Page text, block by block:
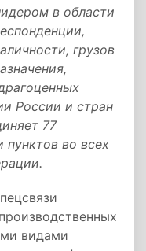
в области
грузов
России и стран
77
пунктов во всех
видами